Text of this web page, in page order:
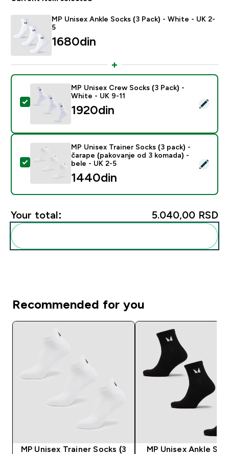
MP Unisex Ankle Socks (3 Pack) - White - UK 2-
5
1680din‎
Select this product - MP Unisex Crew Socks (3 Pack)
MP Unisex Crew Socks (3 Pack) -
White - UK 9-11
1920din‎
Select this product - MP Unisex Trainer Socks (3
MP Unisex Trainer Socks (3 pack) -
čarape (pakovanje od 3 komada) -
bele - UK 2-5
1440din‎
Your total: 5.040,00 RSD‎
Recommended for you
MP Unisex Trainer Socks (3
MP Unisex Ankle